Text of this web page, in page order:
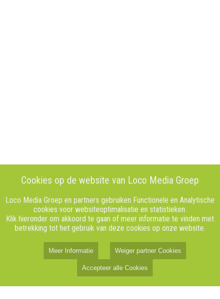
Cookies op de website van Loco Media Groep
Loco Media Groep en partners gebruiken Functionele en Analytische
cookies voor websiteoptimalisatie en statistieken.
Klik hieronder om akkoord te gaan of meer informatie te vinden met
betrekking tot het gebruik van deze cookies op onze website.
Meer Informatie Weiger partner Cookies
Accepteer alle Cookies